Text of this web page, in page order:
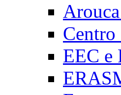
EEC e